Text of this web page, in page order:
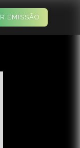
EMISSÃO